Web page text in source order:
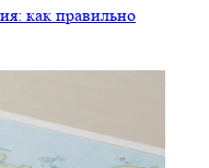
как правильно